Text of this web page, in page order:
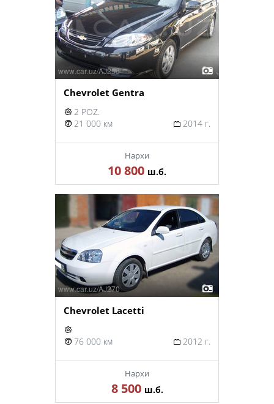
Chevrolet Gentra
2 POZ.
21 000 км
2014 г.
Нархи
10 800 ш.б.
Chevrolet Lacetti
76 000 км 2012 г.
Нархи
8 500 ш.б.